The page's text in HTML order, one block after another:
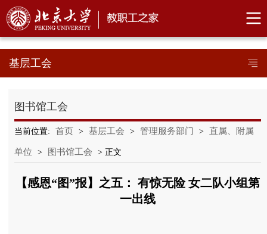
基层工会
图书馆工会
当前位置: 首页 > 基层工会 > 管理服务部门 > 直属、附属
单位 > 图书馆工会 > 正文
【感恩“图”报】之五： 有惊无险 女二队小组第
一出线